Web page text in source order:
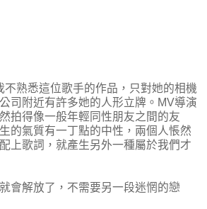
不熟悉這位歌手的作品，只對她的相機
司附近有許多她的人形立牌。MV導演
拍得像一般年輕同性朋友之間的友
的氣質有一丁點的中性，兩個人悵然
上歌詞，就產生另外一種屬於我們才
會解放了，不需要另一段迷惘的戀